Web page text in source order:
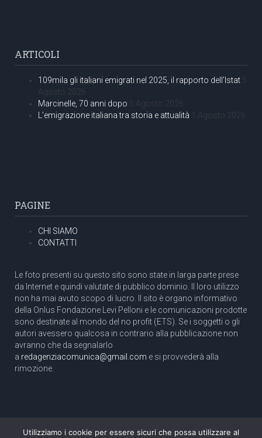
ARTICOLI
109mila gli italiani emigrati nel 2025, il rapporto dell’Istat 5
Agosto 2026
Marcinelle, 70 anni dopo 5 Agosto 2026
L’emigrazione italiana tra storia e attualità 1 Agosto 2026
PAGINE
CHI SIAMO
CONTATTI
Le foto presenti su questo sito sono state in larga parte prese
da Internet e quindi valutate di pubblico dominio. Il loro utilizzo
non ha mai avuto scopo di lucro. Il sito è organo informativo
della Onlus Fondazione Levi Pelloni e le comunicazioni prodotte
sono destinate al mondo del no profit (ETS). Se i soggetti o gli
autori avessero qualcosa in contrario alla pubblicazione non
avranno che da segnalarlo
a redagenziacomunica@gmail.com e si provvederà alla
rimozione.
Copyright 2003 com.unica - Tutti i diritti riservati
Utilizziamo i cookie per essere sicuri che possa utilizzare al